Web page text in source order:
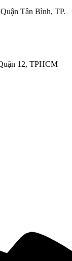
Tân Bình, TP.
12, TPHCM